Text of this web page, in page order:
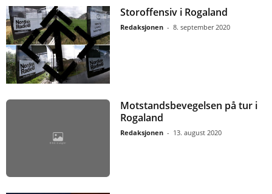
Storoffensiv i Rogaland
Redaksjonen - 8. september 2020
Motstandsbevegelsen på tur i
Rogaland
Redaksjonen - 13. august 2020